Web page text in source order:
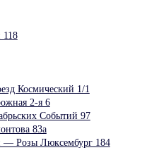
Космический 1/1
2-я 6
Событий 97
83а
— Розы Люксембург 184